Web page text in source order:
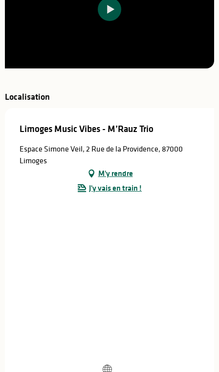
Localisation
Limoges Music Vibes - M’Rauz Trio
Espace Simone Veil, 2 Rue de la Providence, 87000
Limoges
M'y rendre
J'y vais en train !